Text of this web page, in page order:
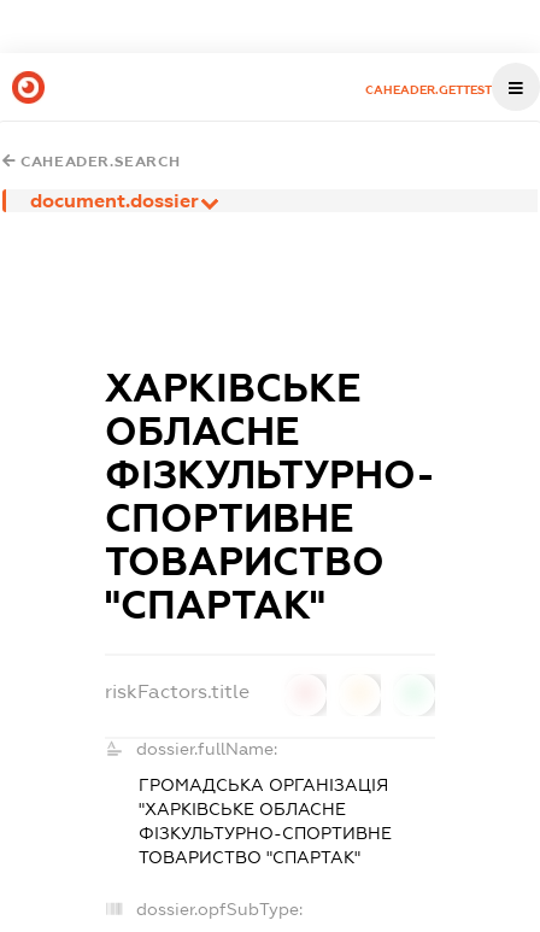
CAHEADER.GETTEST
CAHEADER.SEARCH
document.dossier
ХАРКІВСЬКЕ
ОБЛАСНЕ
ФІЗКУЛЬТУРНО-
СПОРТИВНЕ
ТОВАРИСТВО
"СПАРТАК"
riskFactors.title
dossier.fullName:
ГРОМАДСЬКА ОРГАНІЗАЦІЯ
"ХАРКІВСЬКЕ ОБЛАСНЕ
ФІЗКУЛЬТУРНО-СПОРТИВНЕ
ТОВАРИСТВО "СПАРТАК"
dossier.opfSubType: